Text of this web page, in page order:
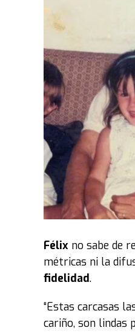
Félix no sabe de
métricas ni la
fidelidad.
“Estas carcasas
cariño, son lindas